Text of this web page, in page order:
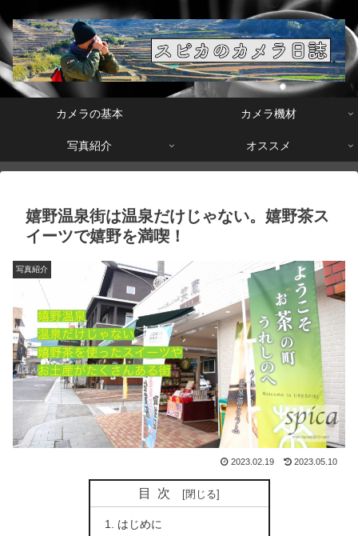
カメラの基本 カメラ機材
写真紹介 オススメ
嬉野温泉街は温泉だけじゃない。嬉野茶ス
イーツで嬉野を満喫！
写真紹介
2023.02.19 2023.05.10
目次
はじめに